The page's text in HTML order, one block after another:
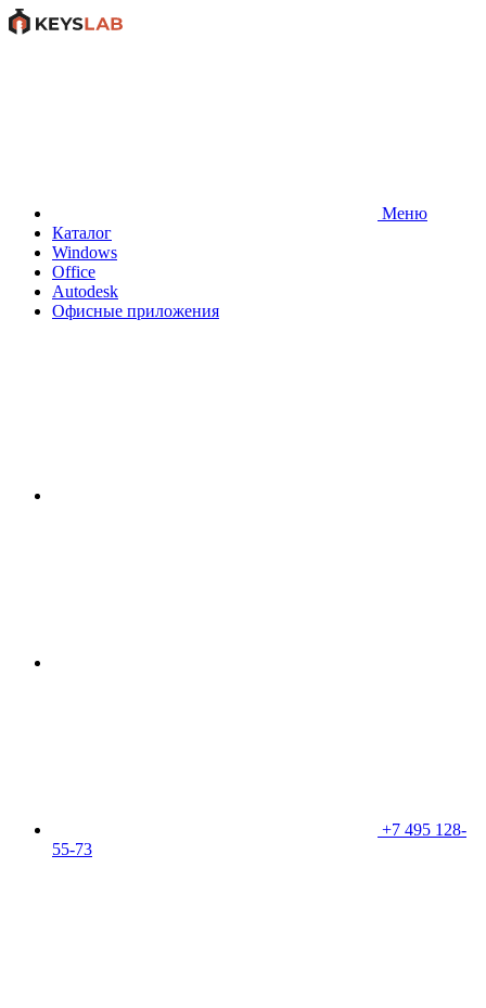
Меню
Каталог
Windows
Office
Autodesk
Офисные приложения
+7 495 128-
55-73